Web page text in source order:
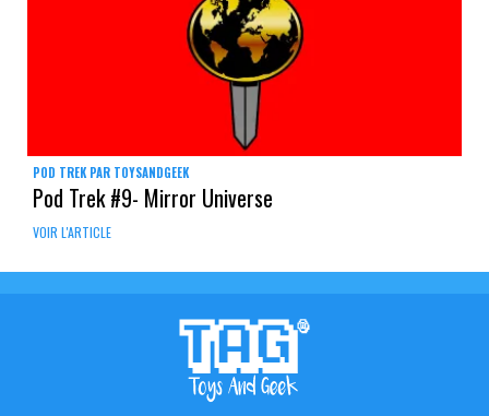
POD TREK PAR TOYSANDGEEK
Pod Trek #9- Mirror Universe
VOIR L'ARTICLE